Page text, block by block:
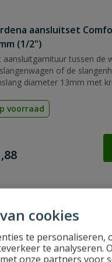
cookies
te personaliseren,
te analyseren.
onze partners voor
aansluitset
(1/2")
aansluitgarnituur tussen de
of de
diameter 13mm met
voorraad